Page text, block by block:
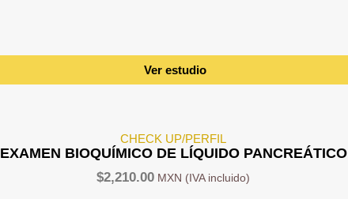
Ver estudio
CHECK UP/PERFIL
EXAMEN BIOQUÍMICO DE LÍQUIDO PANCREÁTICO
$2,210.00